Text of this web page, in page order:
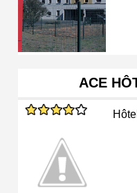
ACE
Hôtel